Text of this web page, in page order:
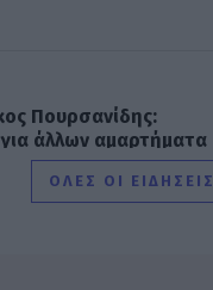
Πουρσανίδης:
άλλων αμαρτήματα
του Μιχάλη
ΟΛΕΣ ΟΙ ΕΙΔΗΣΕΙΣ